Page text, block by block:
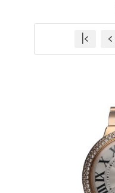
|< <